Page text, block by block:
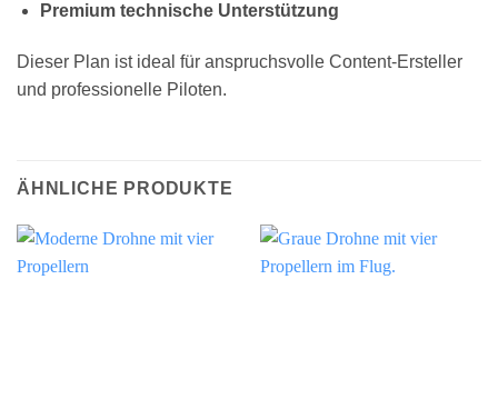
Premium technische Unterstützung
Dieser Plan ist ideal für anspruchsvolle Content-Ersteller
und professionelle Piloten.
ÄHNLICHE PRODUKTE